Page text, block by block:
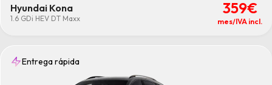
Hyundai Kona
1.6 GDi HEV DT Maxx
359€
mes/IVA incl.
Entrega rápida